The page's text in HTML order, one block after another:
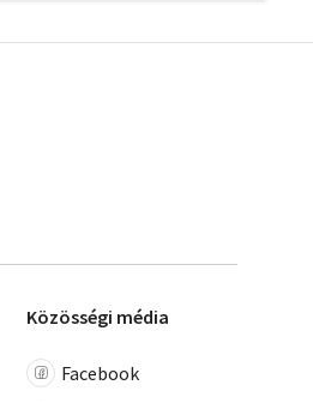
Közösségi média
Facebook